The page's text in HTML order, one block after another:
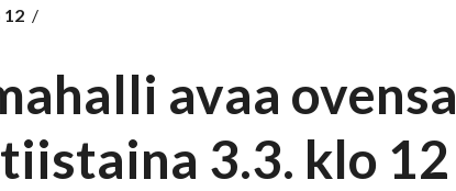
12 /
avaa ovensa
3.3. klo 12